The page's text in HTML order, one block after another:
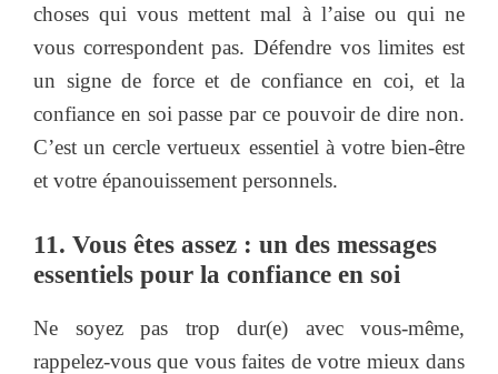
choses qui vous mettent mal à l’aise ou qui ne
vous correspondent pas. Défendre vos limites est
un signe de force et de confiance en coi, et la
confiance en soi passe par ce pouvoir de dire non.
C’est un cercle vertueux essentiel à votre bien-être
et votre épanouissement personnels.
11. Vous êtes assez : un des messages
essentiels pour la confiance en soi
Ne soyez pas trop dur(e) avec vous-même,
rappelez-vous que vous faites de votre mieux dans